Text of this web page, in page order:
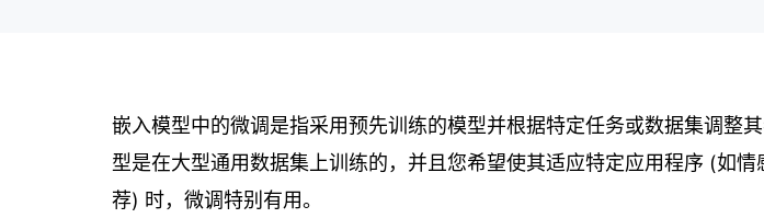
嵌入模型中的微调是指采用预先训练的模型并根据特定任务或数据集调整
型是在大型通用数据集上训练的，并且您希望使其适应特定应用程序 (如
荐) 时，微调特别有用。